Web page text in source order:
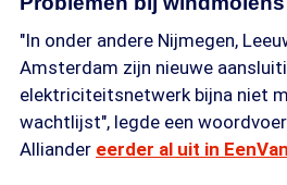
"In onder andere Nijmegen,
Amsterdam zijn nieuwe
elektriciteitsnetwerk bijna niet
wachtlijst", legde een
Alliander eerder al uit in